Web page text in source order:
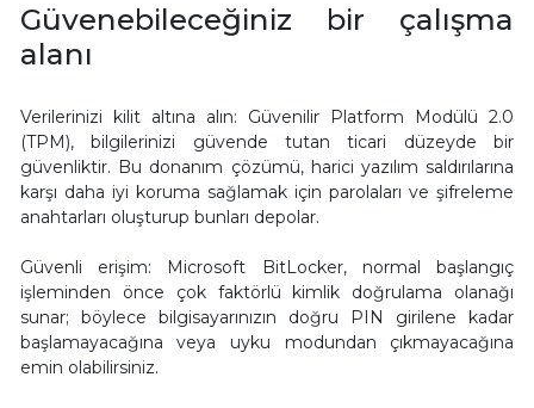
Güvenebileceğiniz bir çalışma
alanı
Verilerinizi kilit altına alın: Güvenilir Platform Modülü 2.0
(TPM), bilgilerinizi güvende tutan ticari düzeyde bir
güvenliktir. Bu donanım çözümü, harici yazılım saldırılarına
karşı daha iyi koruma sağlamak için parolaları ve şifreleme
anahtarları oluşturup bunları depolar.
Güvenli erişim: Microsoft BitLocker, normal başlangıç
işleminden önce çok faktörlü kimlik doğrulama olanağı
sunar; böylece bilgisayarınızın doğru PIN girilene kadar
başlamayacağına veya uyku modundan çıkmayacağına
emin olabilirsiniz.